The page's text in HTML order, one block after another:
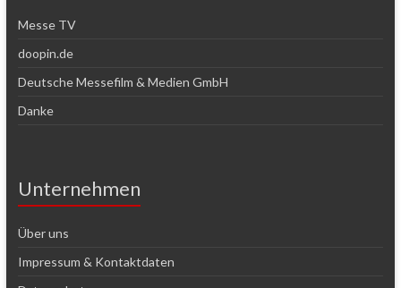
Messe TV
doopin.de
Deutsche Messefilm & Medien GmbH
Danke
Unternehmen
Über uns
Impressum & Kontaktdaten